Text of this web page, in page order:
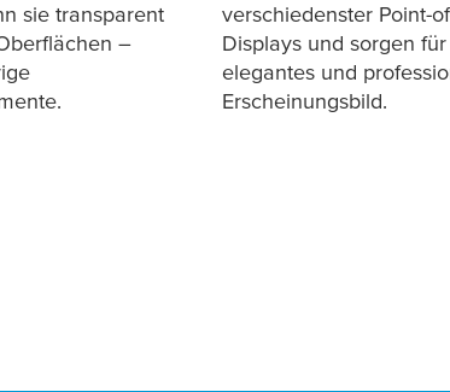
sie transparent
–
verschiedenster Point-
Displays und sorgen
elegantes und
Erscheinungsbild.